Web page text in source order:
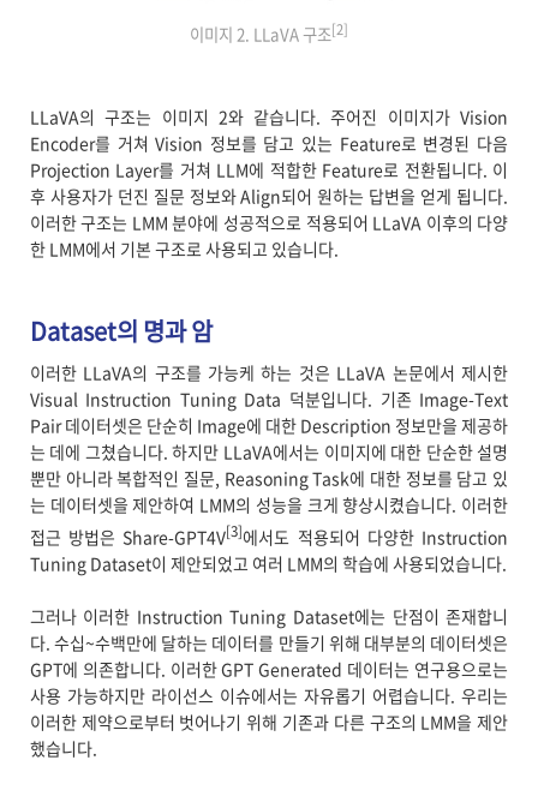
이미지 2. LLaVA 구조[2]
LLaVA의 구조는 이미지 2와 같습니다. 주어진 이미지가 Vision
Encoder를 거쳐 Vision 정보를 담고 있는 Feature로 변경된 다음
Projection Layer를 거쳐 LLM에 적합한 Feature로 전환됩니다. 이
후 사용자가 던진 질문 정보와 Align되어 원하는 답변을 얻게 됩니다.
이러한 구조는 LMM 분야에 성공적으로 적용되어 LLaVA 이후의 다양
한 LMM에서 기본 구조로 사용되고 있습니다.
Dataset의 명과 암
이러한 LLaVA의 구조를 가능케 하는 것은 LLaVA 논문에서 제시한
Visual Instruction Tuning Data 덕분입니다. 기존 Image-Text
Pair 데이터셋은 단순히 Image에 대한 Description 정보만을 제공하
는 데에 그쳤습니다. 하지만 LLaVA에서는 이미지에 대한 단순한 설명
뿐만 아니라 복합적인 질문, Reasoning Task에 대한 정보를 담고 있
는 데이터셋을 제안하여 LMM의 성능을 크게 향상시켰습니다. 이러한
접근 방법은 Share-GPT4V[3]에서도 적용되어 다양한 Instruction
Tuning Dataset이 제안되었고 여러 LMM의 학습에 사용되었습니다.
그러나 이러한 Instruction Tuning Dataset에는 단점이 존재합니
다. 수십~수백만에 달하는 데이터를 만들기 위해 대부분의 데이터셋은
GPT에 의존합니다. 이러한 GPT Generated 데이터는 연구용으로는
사용 가능하지만 라이선스 이슈에서는 자유롭기 어렵습니다. 우리는
이러한 제약으로부터 벗어나기 위해 기존과 다른 구조의 LMM을 제안
했습니다.